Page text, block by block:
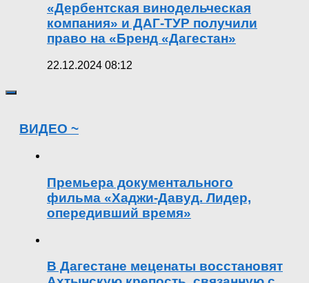
«Дербентская винодельческая
компания» и ДАГ-ТУР получили
право на «Бренд «Дагестан»
22.12.2024 08:12
ВИДЕО ~
Премьера документального
фильма «Хаджи-Давуд. Лидер,
опередивший время»
В Дагестане меценаты восстановят